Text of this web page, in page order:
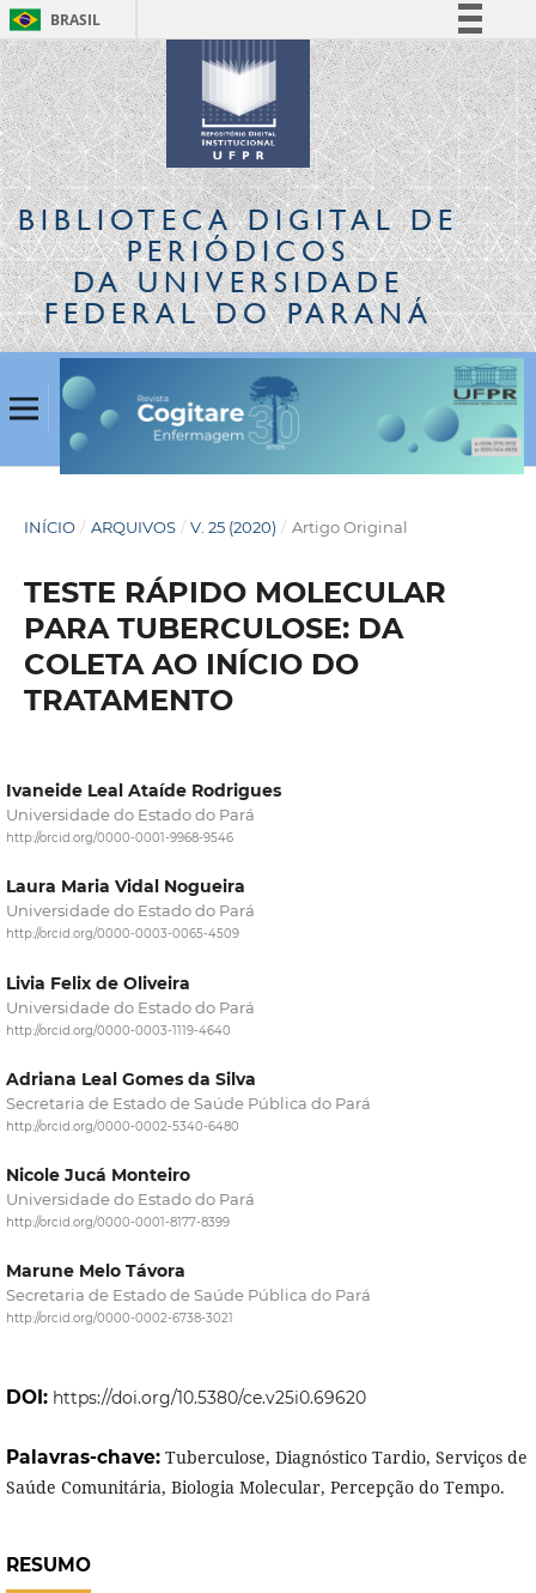
BRASIL
Simplifique!
Comunica BR
Participe
Acesso à informação
Legislação
Canais
BIBLIOTECA DIGITALDE
PERIÓDICOS
DA UNIVERSIDADE
FEDERAL DO PARANÁ
INÍCIO / ARQUIVOS / V. 25 (2020) / Artigo Original
TESTE RÁPIDO MOLECULAR
PARA TUBERCULOSE: DA
COLETA AO INÍCIO DO
TRATAMENTO
Ivaneide Leal Ataíde Rodrigues
Universidade do Estado do Pará
http://orcid.org/0000-0001-9968-9546
Laura Maria Vidal Nogueira
Universidade do Estado do Pará
http://orcid.org/0000-0003-0065-4509
Livia Felix de Oliveira
Universidade do Estado do Pará
http://orcid.org/0000-0003-1119-4640
Adriana Leal Gomes da Silva
Secretaria de Estado de Saúde Pública do Pará
http://orcid.org/0000-0002-5340-6480
Nicole Jucá Monteiro
Universidade do Estado do Pará
http://orcid.org/0000-0001-8177-8399
Marune Melo Távora
Secretaria de Estado de Saúde Pública do Pará
http://orcid.org/0000-0002-6738-3021
DOI: https://doi.org/10.5380/ce.v25i0.69620
Palavras-chave: Tuberculose, Diagnóstico Tardio, Serviços de
Saúde Comunitária, Biologia Molecular, Percepção do Tempo.
RESUMO